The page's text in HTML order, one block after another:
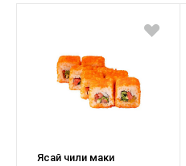
Ясай чили маки